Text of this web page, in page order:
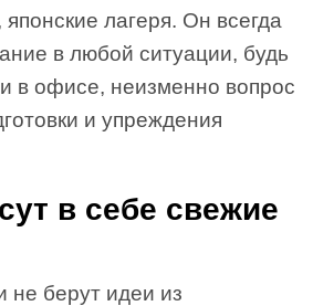
лагеря. Он всегда
в любой ситуации, будь
в офисе, неизменно вопрос
и упреждения
в себе свежие
не берут идеи из